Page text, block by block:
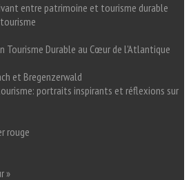
entre patrimoine et tourisme durable
Tourisme Durable au Cœur de l'Atlantique
et Bregenzerwald
portraits inspirants et réflexions sur
rouge
»